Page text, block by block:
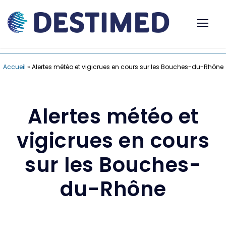
Accueil » Alertes météo et vigicrues en cours sur les Bouches-du-Rhône
Alertes météo et
vigicrues en cours
sur les Bouches-
du-Rhône